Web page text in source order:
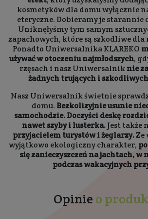
kosmetyków dla domu wyłącznie
eteryczne. Dobieramy je starannie
Uniknęłyśmy tym samym
zapachowych, które są szkodliwe dla
Ponadto Uniwersalnika KLAREKO
używać w otoczeniu najmłodszych,
rzęsach i nasz Uniwersalniknie
żadnych trujących i
Nasz Uniwersalnik świetnie
domu. Bezkolizyjnie usunie
samochodzie. Doczyści deskę
nawet szyby i lusterka.Jest także
przyjacielem turystów i żeglarzy.Ze
wyjątkowo ekologiczny charakter,
się zanieczyszczeń na jachtach, w
podczas wakacyjnych
Opinie o